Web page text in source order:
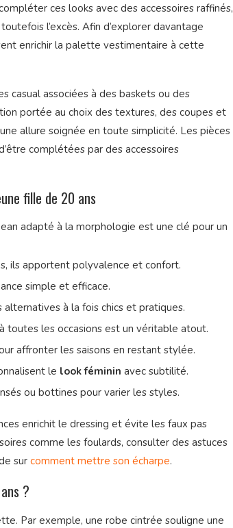
ces looks avec des accessoires raffinés,
l’excès. Afin d’explorer davantage
enrichir la palette vestimentaire à cette
casual associées à des baskets ou des
portée au choix des textures, des coupes et
allure soignée en toute simplicité. Les pièces
complétées par des accessoires
fille de 20 ans
adapté à la morphologie est une clé pour un
ils apportent polyvalence et confort.
simple et efficace.
à la fois chics et pratiques.
toutes les occasions est un véritable atout.
affronter les saisons en restant stylée.
le look féminin avec subtilité.
ou bottines pour varier les styles.
enrichit le dressing et évite les faux pas
comme les foulards, consulter des astuces
sur comment mettre son écharpe.
?
Par exemple, une robe cintrée souligne une